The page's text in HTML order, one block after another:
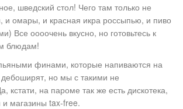
шведский стол! Чего там только не
и омары, и красная икра россыпью, и пиво
Все оооочень вкусно, но готовьтесь к
блюдам!
финами, которые напиваются на
но мы с такими не
кстати, на пароме так же есть дискотека,
и магазины tax-free.